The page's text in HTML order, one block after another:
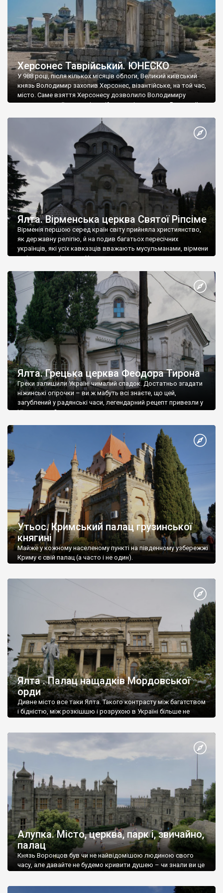
Херсонес Таврійський. ЮНЕСКО
У 988 році, після кількох місяців облоги, Великий київський
князь Володимир захопив Херсонес, візантійське, на той час,
місто. Саме взяття Херсонесу дозволило Володимиру
диктувати свої умови візантійському імператору Василю ІІ, та
Херсонесі Володимир-язичник, став Василем-християнином.
А потім було Хрещення Русі. На честь Херсонесу Таврійського
Ялта. Вірменська церква Святої Ріпсіме
Вірменія першою серед країн світу прийняла християнство,
як державну релігію, й на подив багатьох пересічних
українців, які усіх кавказців вважають мусульманами, вірмени
є відданими вірянами Христа
Ялта. Грецька церква Феодора Тирона
Греки залишили Україні чималий спадок. Достатньо згадати
ніжинські огірочки – ви ж мабуть всі знаєте, що цей,
загублений у радянські часи, легендарний рецепт привезли у
Ніжин греки?
Утьос. Кримський палац грузинської
княгині
Майже у кожному населеному пункті на південному узбережжі
Криму є свій палац (а часто і не один).
Ялта . Палац нащадків Мордовської
орди
Дивне місто все таки Ялта. Такого контрасту між багатством
і бідністю, між розкішшю і розрухою в Україні більше не
Алупка. Місто, церква, парк і, звичайно,
палац
Князь Воронцов був чи не найвідомішою людиною свого
часу, але давайте не будемо кривити душею – чи знали ви це